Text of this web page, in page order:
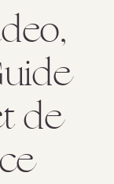
de